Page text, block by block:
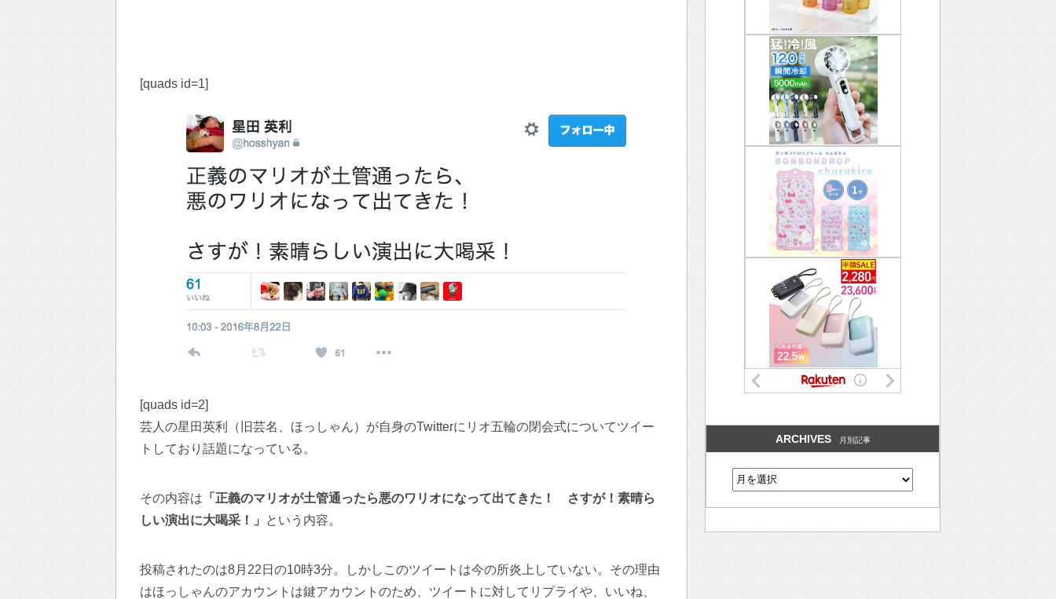
[quads id=1]
[quads id=2]
芸人の星田英利（旧芸名、ほっしゃん）が自身のTwitterにリオ五輪の閉会式についてツイー
トしており話題になっている。
その内容は 「正義のマリオが土管通ったら悪のワリオになって出てきた！ さすが！素晴ら
しい演出に大喝采！」
という内容。
投稿されたのは8月22日の10時3分。しかしこのツイートは今の所炎上していない。その理由
はほっしゃんのアカウントは鍵アカウントのため、ツイートに対してリプライや、いいね、
ARCHIVES 月別記事